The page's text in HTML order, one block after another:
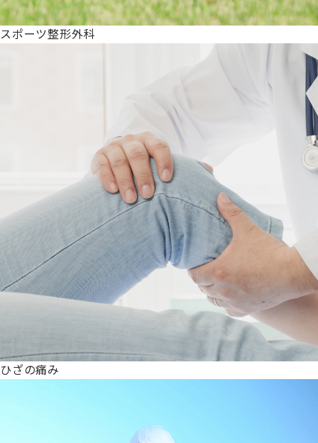
スポーツ整形外科
ひざの痛み